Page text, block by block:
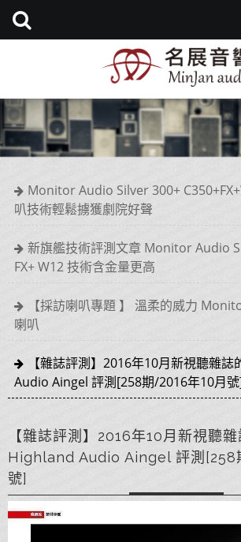
Monitor Audio Silver 300+
叭技術輕鬆擄獲劇院好聲
新旗艦技術評測文章 Monitor Audio
FX+ W12 技術含金量更高
【採訪喇叭專題 】 溫柔的威力
喇叭
【雜誌評測】2016年10月新視聽雜
Audio Aingel 評測[258期/2016年10月
【雜誌評測】2016年10月新視聽
Highland Audio Aingel 評測[258
號]